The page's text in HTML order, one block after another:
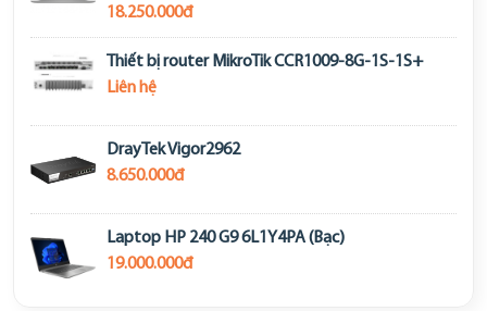
18.250.000đ
Thiết bị router MikroTik CCR1009-8G-1S-1S+
Liên hệ
DrayTek Vigor2962
8.650.000đ
Laptop HP 240 G9 6L1Y4PA (Bạc)
19.000.000đ